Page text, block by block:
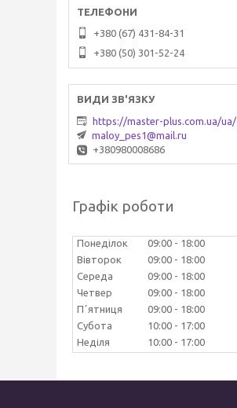
+380 (67) 431-84-31
+380 (50) 301-52-24
https://master-plus.com.ua/ua/
maloy_pes1@mail.ru
+380980008686
Графік роботи
Понеділок 09:00
18:00
Вівторок
09:00
18:00
Середа
09:00
18:00
Четвер
09:00
18:00
Пʼятниця
09:00
18:00
Субота
10:00
17:00
Неділя
10:00 17:00